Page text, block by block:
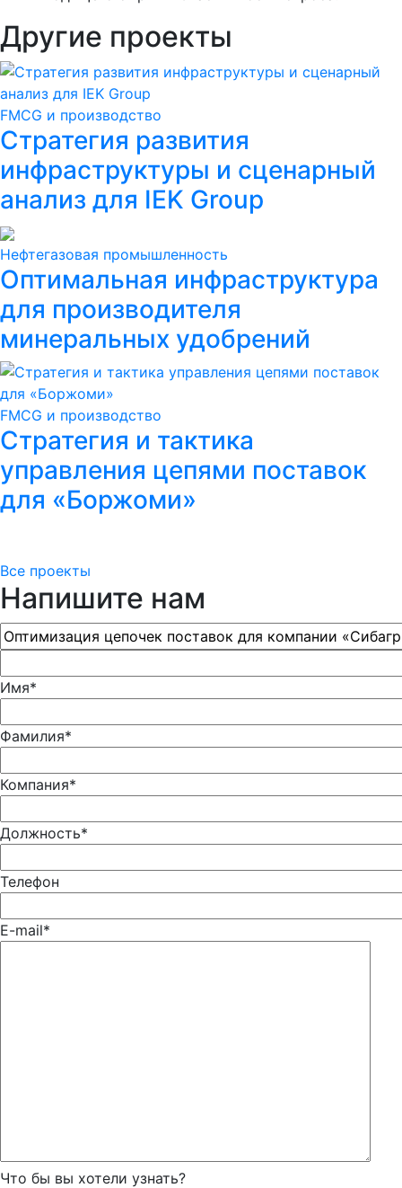
Другие проекты
FMCG и производство
Стратегия развития
инфраструктуры и сценарный
анализ для IEK Group
Нефтегазовая промышленность
Оптимальная инфраструктура
для производителя
минеральных удобрений
FMCG и производство
Стратегия и тактика
управления цепями поставок
для «Боржоми»
Все проекты
Напишите нам
Имя*
Фамилия*
Компания*
Должность*
Телефон
E-mail*
Что бы вы хотели узнать?